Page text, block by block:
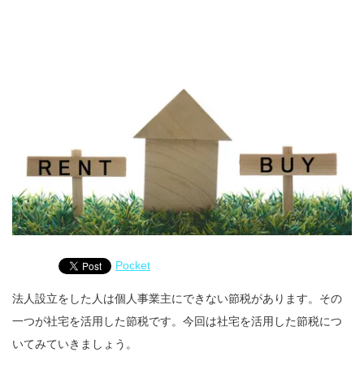
Pocket
法人設立をした人は個人事業主にできない節税があります。その
一つが社宅を活用した節税です。今回は社宅を活用した節税につ
いてみていきましょう。